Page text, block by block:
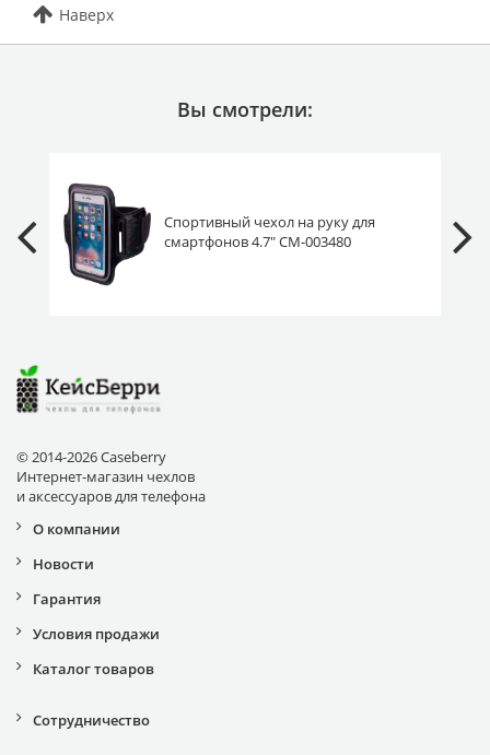
Наверх
Вы смотрели:
Спортивный чехол на руку для
смартфонов 4.7" CM-003480
© 2014-2026 Caseberry
Интернет-магазин чехлов
и аксессуаров для телефона
О компании
Новости
Гарантия
Условия продажи
Каталог товаров
Сотрудничество